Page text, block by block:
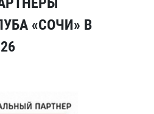
«СОЧИ» В